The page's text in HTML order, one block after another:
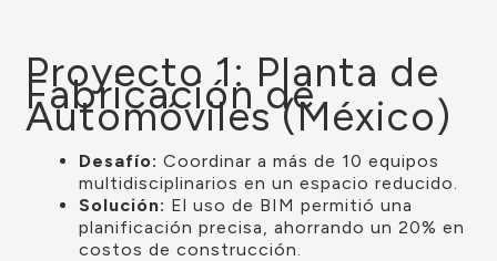
Proyecto 1: Planta de
Fabricación de
Automóviles (México)
Desafío:Coordinar a más de 10 equipos
multidisciplinarios en un espacio reducido.
Solución: El uso de BIM permitió una
planificación precisa, ahorrando un 20% en
costos de construcción.